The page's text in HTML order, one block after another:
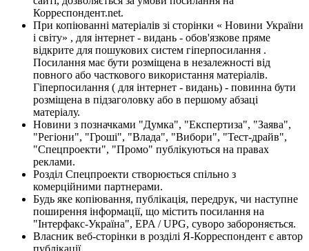
Корреспондент.net.
При копіюванні матеріалів зі сторінки « Новини України
і світу» , для інтернет - видань - обов'язкове пряме
відкрите для пошукових систем гіперпосилання .
Посилання має бути розміщена в незалежності від
повного або часткового використання матеріалів.
Гіперпосилання ( для інтернет - видань) - повинна бути
розміщена в підзаголовку або в першому абзаці
матеріалу.
Новини з позначками "Думка", "Експертиза", "Заява",
"Регіони", "Гроші", "Влада", "Вибори", "Тест-драйв",
"Спецпроекти", "Промо" публікуються на правах
реклами.
Розділ Спецпроекти створюється спільно з
комерційними партнерами.
Будь яке копіювання, публікація, передрук, чи наступне
поширення інформації, що містить посилання на
"Інтерфакс-Україна", EPA / UPG, суворо забороняється.
Власник веб-сторінки в розділі Я-Корреспондент є автор
публікації.